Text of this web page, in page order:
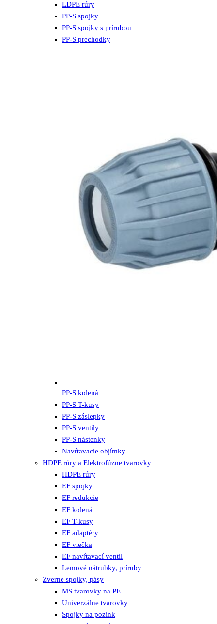
LDPE rúry
PP-S spojky
PP-S spojky s prírubou
PP-S prechodky
PP-S kolená
PP-S T-kusy
PP-S záslepky
PP-S ventily
PP-S nástenky
Navŕtavacie objímky
HDPE rúry a Elektrofúzne tvarovky
HDPE rúry
EF spojky
EF redukcie
EF kolená
EF T-kusy
EF adaptéry
EF viečka
EF navŕtavací ventil
Lemové nátrubky, príruby
Zverné spojky, pásy
MS tvarovky na PE
Univerzálne tvarovky
Spojky na pozink